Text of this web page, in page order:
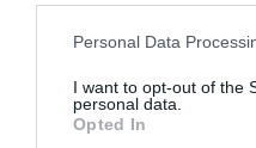
Personal Data
I want to opt-out of the
personal data.
Opted In
pero son
puede pasar